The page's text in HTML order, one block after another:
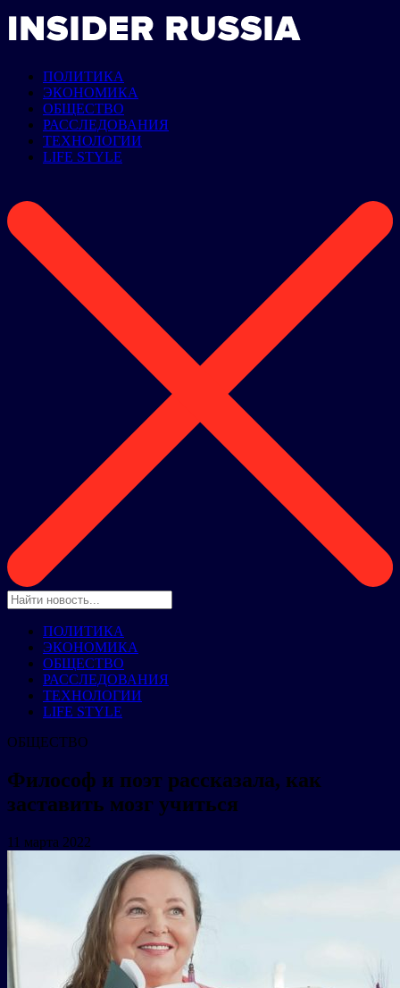
ПОЛИТИКА
ЭКОНОМИКА
ОБЩЕСТВО
РАССЛЕДОВАНИЯ
ТЕХНОЛОГИИ
LIFE STYLE
ПОЛИТИКА
ЭКОНОМИКА
ОБЩЕСТВО
РАССЛЕДОВАНИЯ
ТЕХНОЛОГИИ
LIFE STYLE
ОБЩЕСТВО
Философ и поэт рассказала, как
заставить мозг учиться
11 марта 2022